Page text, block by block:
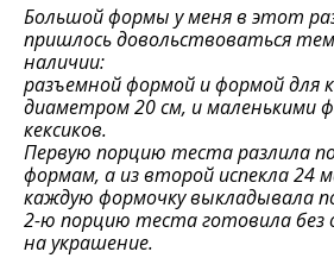
Большой формы у меня в этот
пришлось довольствоваться
наличии:
разъемной формой и формой для
диаметром 20 см, и маленькими
кексиков.
Первую порцию теста разлила
формам, а из второй испекла 24
каждую формочку выкладывала
2-ю порцию теста готовила без
на украшение.